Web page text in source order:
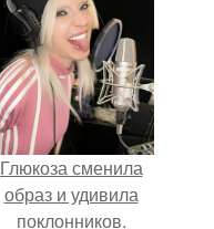
Глюкоза сменила
образ и удивила
поклонников.